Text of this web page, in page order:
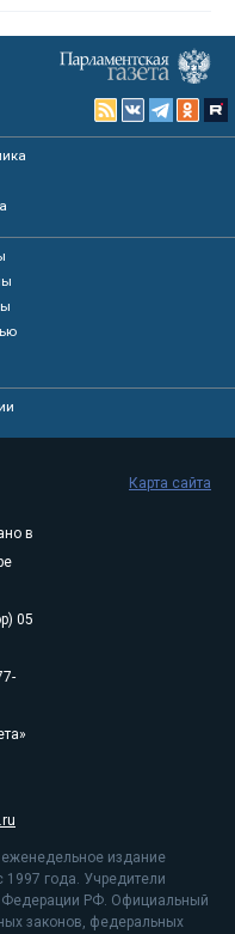
в
05
еженедельное издание
года. Учредители
Федерации РФ. Официальный
законов, федеральных
Карта сайта